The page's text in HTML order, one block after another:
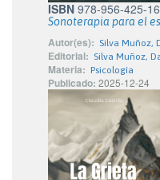
ISBN 978-956-425-
Sonoterapia para el
Autor(es): Silva Muñoz,
Editorial: Silva Muñoz,
Materia: Psicología
Publicado: 2025-12-24